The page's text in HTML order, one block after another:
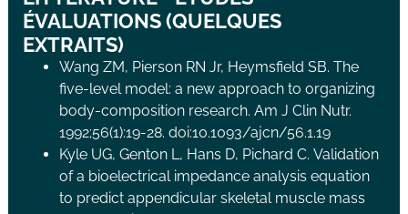
ÉVALUATIONS (QUELQUES
EXTRAITS)
Wang ZM, Pierson RN Jr, Heymsfield SB. The
five-level model: a new approach to organizing
body-composition research. Am J Clin Nutr.
1992;56(1):19-28. doi:10.1093/ajcn/56.1.19
Kyle UG, Genton L, Hans D, Pichard C. Validation
of a bioelectrical impedance analysis equation
to predict appendicular skeletal muscle mass